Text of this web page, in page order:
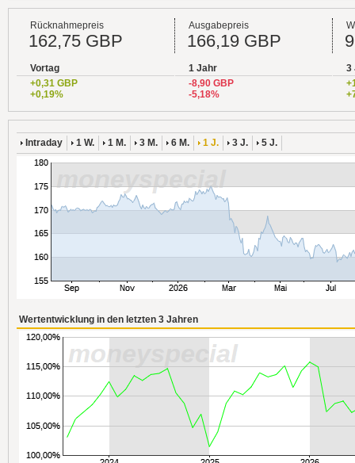
Rücknahmepreis
162,75 GBP
Ausgabepreis
166,19 GBP
Vortag 1 Jahr
3
+0,31 GBP
+0,19%
-8,90 GBP
-5,18%
Intraday 1 W. 1 M. 3 M. 6 M. 1 J. 3 J. 5 J.
Wertentwicklung in den letzten 3 Jahren